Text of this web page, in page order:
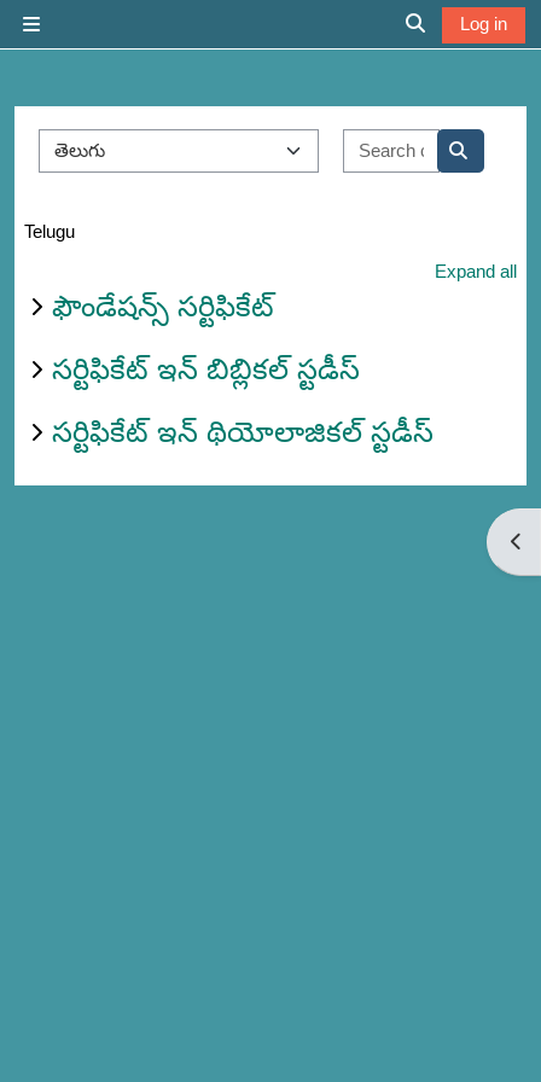
Toggle search
Log in
Search
Search
Telugu
Expand all
ఫౌండేషన్స్ సర్టిఫికేట్
సర్టిఫికేట్ ఇన్ బిబ్లికల్ స్టడీస్
సర్టిఫికేట్ ఇన్ థియోలాజికల్ స్టడీస్